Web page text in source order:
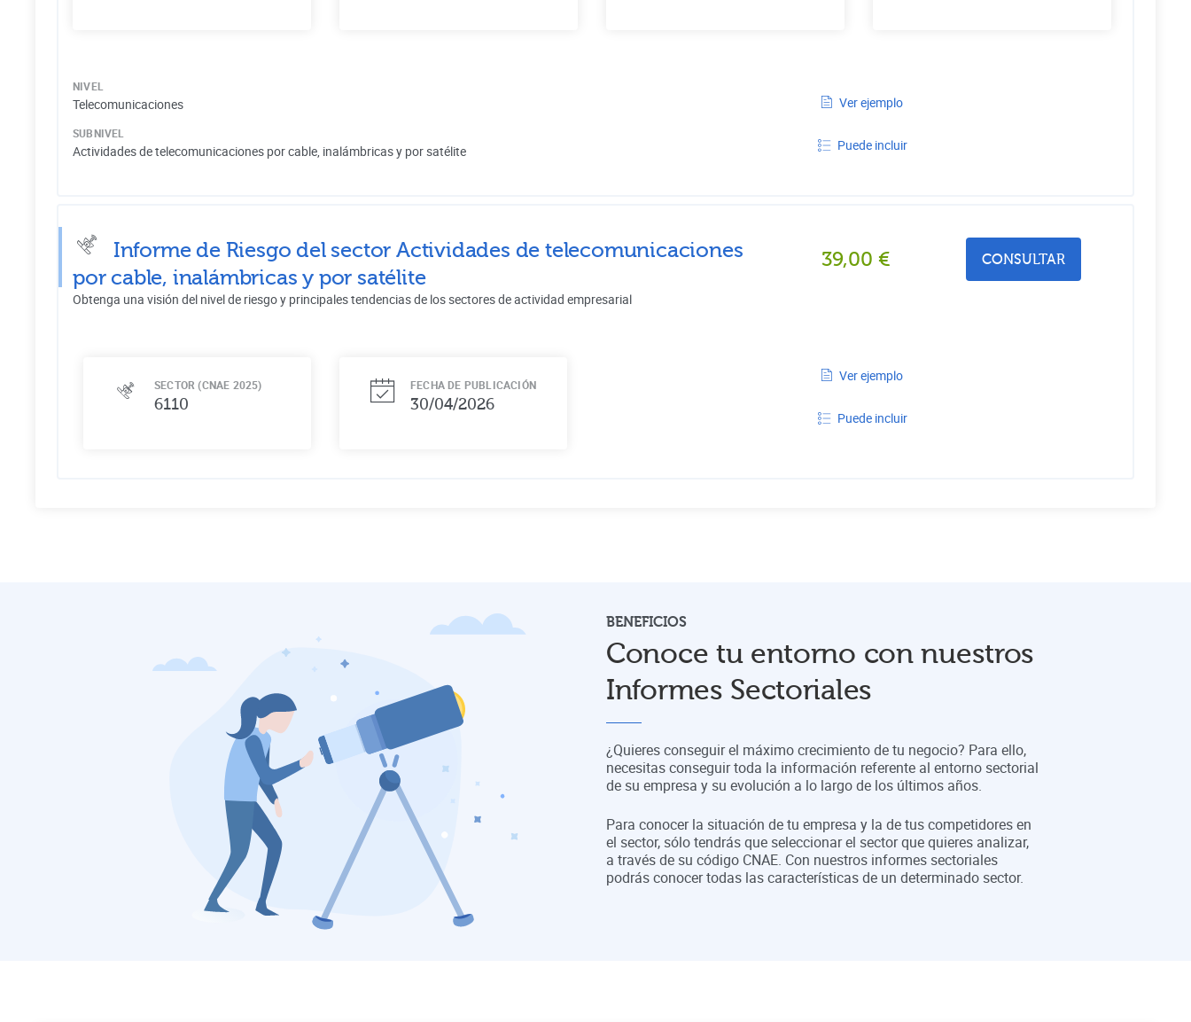
NIVEL
Telecomunicaciones
SUBNIVEL
Actividades de telecomunicaciones por cable, inalámbricas y por satélite
Ver ejemplo
Puede incluir
Informe de Riesgo del sectorActividades de telecomunicaciones
por cable, inalámbricas y por satélite
39,00 € CONSULTAR
Obtenga una visión del nivel de riesgo y principales tendencias de los sectores de actividad empresarial
SECTOR (CNAE 2025)
6110
FECHA DE PUBLICACIÓN
30/04/2026
Ver ejemplo
Puede incluir
BENEFICIOS
Conoce tu entorno con nuestros
Informes Sectoriales
¿Quieres conseguir el máximo crecimiento de tu negocio? Para ello,
necesitas conseguir toda la información referente al entorno sectorial
de su empresa y su evolución a lo largo de los últimos años.
Para conocer la situación de tu empresa y la de tus competidores en
el sector, sólo tendrás que seleccionar el sector que quieres analizar,
a través de su código CNAE. Con nuestros informes sectoriales
podrás conocer todas las características de un determinado sector.